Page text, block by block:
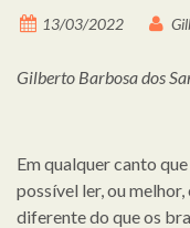
13/03/2022
Gilberto Barbosa dos
Em qualquer canto
possível ler, ou
diferente do que os